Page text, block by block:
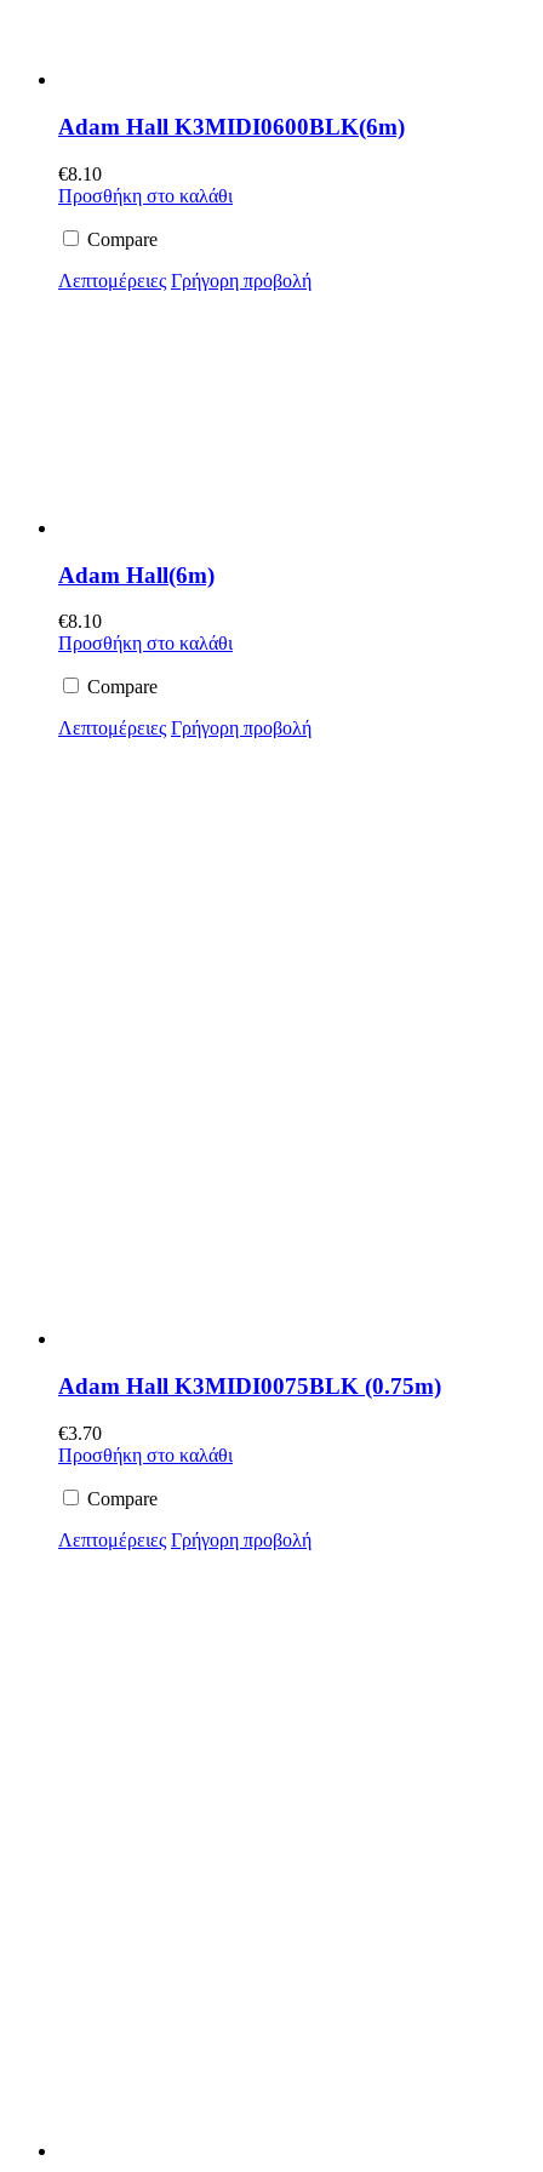
Adam Hall K3MIDI0600BLK(6m)
€8.10
Προσθήκη στο καλάθι
Compare
Λεπτομέρειες Γρήγορη προβολή
Adam Hall(6m)
€8.10
Προσθήκη στο καλάθι
Compare
Λεπτομέρειες Γρήγορη προβολή
Adam Hall K3MIDI0075BLK (0.75m)
€3.70
Προσθήκη στο καλάθι
Compare
Λεπτομέρειες Γρήγορη προβολή